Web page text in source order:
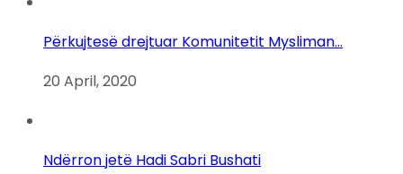
Përkujtesë drejtuar Komunitetit Mysliman…
20 April, 2020
Ndërron jetë Hadi Sabri Bushati